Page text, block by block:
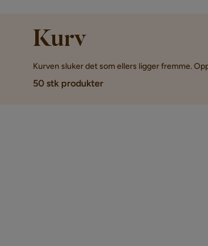
Kurv
Kurven sluker det som ellers ligger fremme.
50 stk produkter